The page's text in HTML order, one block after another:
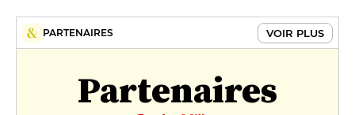
FORMULES
Menu du terroir
45 €
PARTENAIRES VOIR PLUS
Partenaires